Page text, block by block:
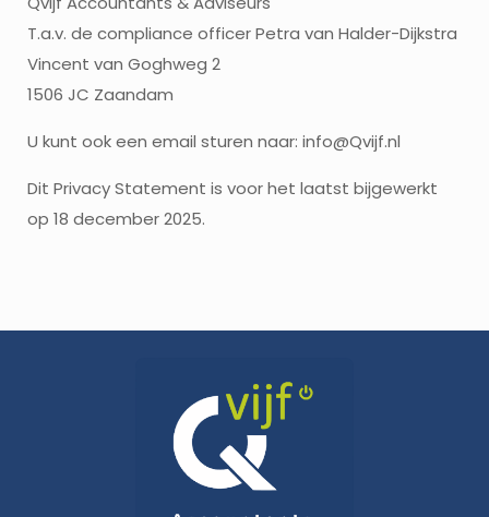
T.a.v. de compliance officer Petra van Halder-Dijkstra
Vincent van Goghweg 2
1506 JC Zaandam
U kunt ook een email sturen naar: info@Qvijf.nl
Dit Privacy Statement is voor het laatst bijgewerkt
op 18 december 2025.